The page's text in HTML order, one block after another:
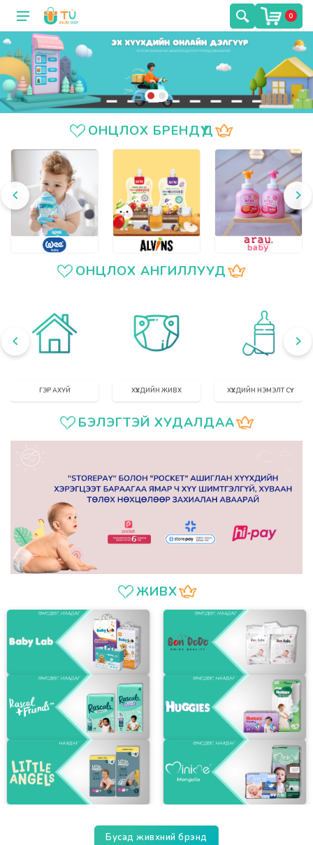
0
ОНЦЛОХ БРЕНДҮҮД
ОНЦЛОХ АНГИЛЛУУД
ГЭР АХУЙ ХҮҮХДИЙН ЖИВХ ХҮҮХДИЙН НЭМЭЛТ СҮҮ
БЭЛЭГТЭЙ ХУДАЛДАА
ЖИВХ
Бусад живхний брэнд